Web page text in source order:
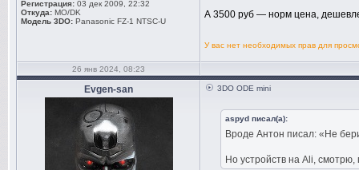
Регистрация: 03 дек 2009, 22:32
Откуда: MO/DK
Модель 3DO: Panasonic FZ-1 NTSC-U
А 3500 руб — норм цена,
У вас нет необходимых прав для
26 янв 2024, 08:23
Evgen-san 3DO ODE mini
aspyd писал(а):
Вроде Антон писал: «Не
Но устройств на Ali,